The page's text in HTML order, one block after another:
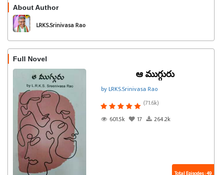
About Author
LRKS.Srinivasa Rao
Full Novel
ఆ ముగ్గురు
by LRKS.Srinivasa Rao
(71.6k)
601.5k
17 264.2k